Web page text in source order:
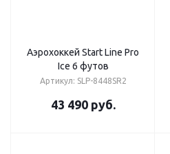
Аэрохоккей Start Line Pro
Ice 6 футов
Артикул: SLP-8448SR2
43 490руб.